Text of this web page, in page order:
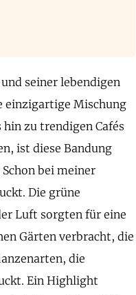
seiner lebendigen
einzigartige Mischung
zu trendigen Cafés
ist diese Bandung
bei meiner
Die grüne
Luft sorgten für eine
Gärten verbracht, die
die
Ein Highlight